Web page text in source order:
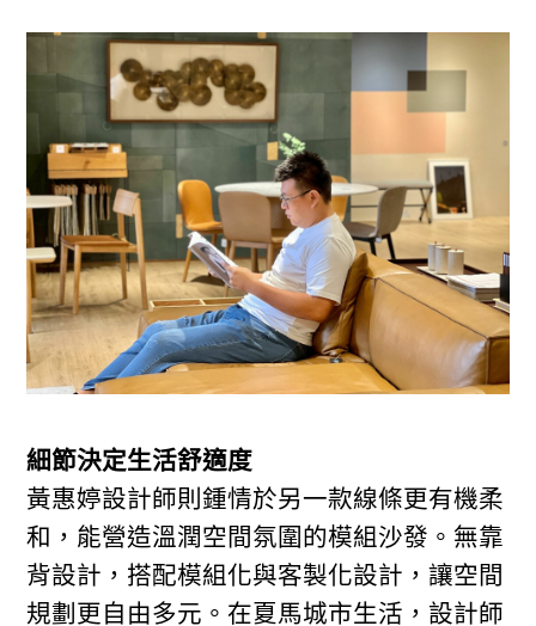
細節決定生活舒適度
黃惠婷設計師則鍾情於另一款線條更有機柔
和，能營造溫潤空間氛圍的模組沙發。無靠
背設計，搭配模組化與客製化設計，讓空間
規劃更自由多元。在夏馬城市生活，設計師